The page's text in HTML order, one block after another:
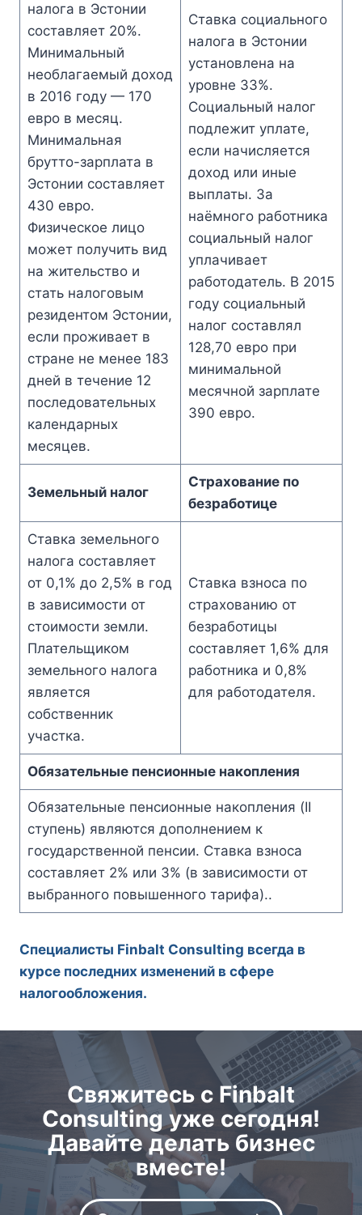
налога в Эстонии
составляет 20%.
Минимальный
необлагаемый доход
в 2016 году — 170
евро в месяц.
Минимальная
брутто-зарплата в
Эстонии составляет
430 евро.
Физическое лицо
может получить вид
на жительство и
стать налоговым
резидентом Эстонии,
если проживает в
стране не менее 183
дней в течение 12
последовательных
календарных
месяцев.
Ставка социального
налога в Эстонии
установлена на
уровне 33%.
Социальный налог
подлежит уплате,
если начисляется
доход или иные
выплаты. За
наёмного работника
социальный налог
уплачивает
работодатель. В 2015
году социальный
налог составлял
128,70 евро при
минимальной
месячной зарплате
390 евро.
Земельный налог
Страхование по
безработице
Ставка земельного
налога составляет
от 0,1% до 2,5% в год
в зависимости от
стоимости земли.
Плательщиком
земельного налога
является
собственник
участка.
Ставка взноса по
страхованию от
безработицы
составляет 1,6% для
работника и 0,8%
для работодателя.
Обязательные пенсионные накопления
Обязательные пенсионные накопления (II
ступень) являются дополнением к
государственной пенсии. Ставка взноса
составляет 2% или 3% (в зависимости от
выбранного повышенного тарифа)..
Специалисты Finbalt Consulting всегда в
курсе последних изменений в сфере
налогообложения.
Свяжитесь с Finbalt
Consulting уже сегодня!
Давайте делать бизнес
вместе!